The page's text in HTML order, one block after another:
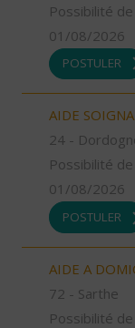
Possibilité
01/08/2026
POSTULER
AIDE
24 -
Possibilité
01/08/2026
POSTULER
AIDE A
72 - Sarthe
Possibilité